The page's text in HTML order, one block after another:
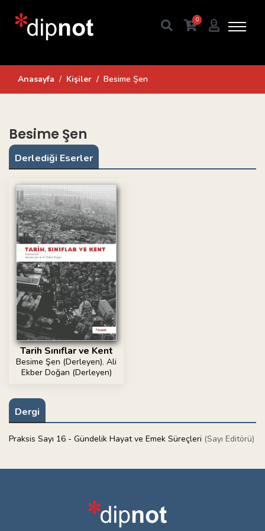
0
Anasayfa Kişiler Besime Şen
Besime Şen
Derlediği Eserler
Tarih Sınıflar ve Kent
Besime Şen (Derleyen), Ali
Ekber Doğan (Derleyen)
Dergi
Praksis Sayı 16 - Gündelik Hayat ve Emek Süreçleri (Sayı Editörü)